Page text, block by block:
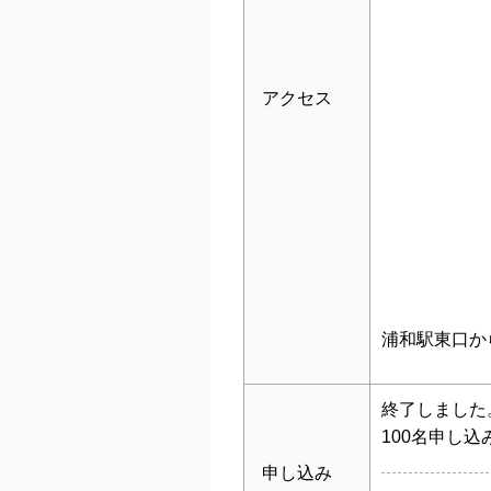
アクセス
浦和駅東口か
申し込み
終了しました
100名申し込